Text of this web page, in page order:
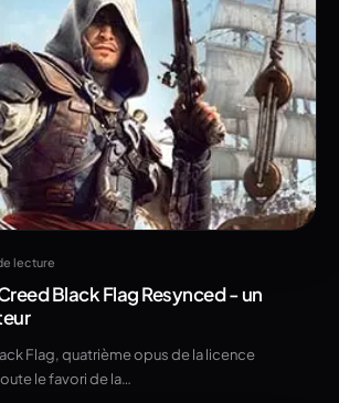
lecture
Black Flag Resynced - un
Flag, quatrième opus de la licence
le favori de la…